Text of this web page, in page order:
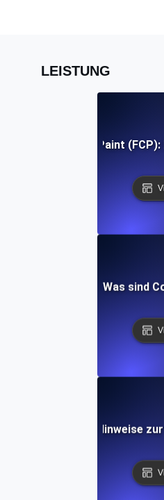
LEISTUNG
First Contentful Paint
Was sind
Was sind Hinweise